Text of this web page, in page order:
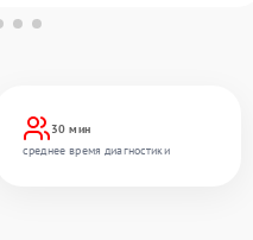
30 мин
среднее время диагностики